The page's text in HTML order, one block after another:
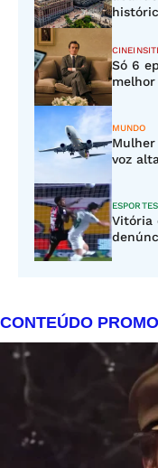
Só 6
MUNDO
voz
ESPORTES
Vitória